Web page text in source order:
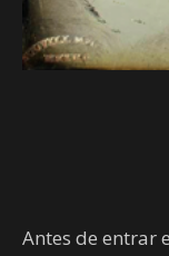
Antes de entrar